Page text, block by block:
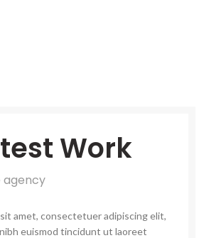
Work
agency
amet, consectetuer adipiscing elit,
euismod tincidunt ut laoreet